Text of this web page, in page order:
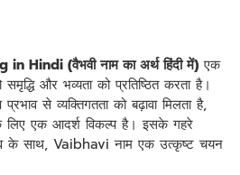
Hindi (वैभवी नाम का अर्थ हिंदी में) एक
और भव्यता को प्रतिष्ठित करता है।
से व्यक्तिगतता को बढ़ावा मिलता है,
लिए एक आदर्श विकल्प है। इसके गहरे
के साथ, Vaibhavi नाम एक उत्कृष्ट चयन